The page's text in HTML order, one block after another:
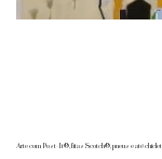
Arte com Post-It®, fitas Scotch®, pneus e até